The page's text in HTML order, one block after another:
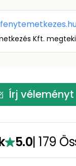
Kft.
Írj véleményt
5.0|179